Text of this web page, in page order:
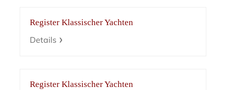
Register Klassischer Yachten
Details
Register Klassischer Yachten